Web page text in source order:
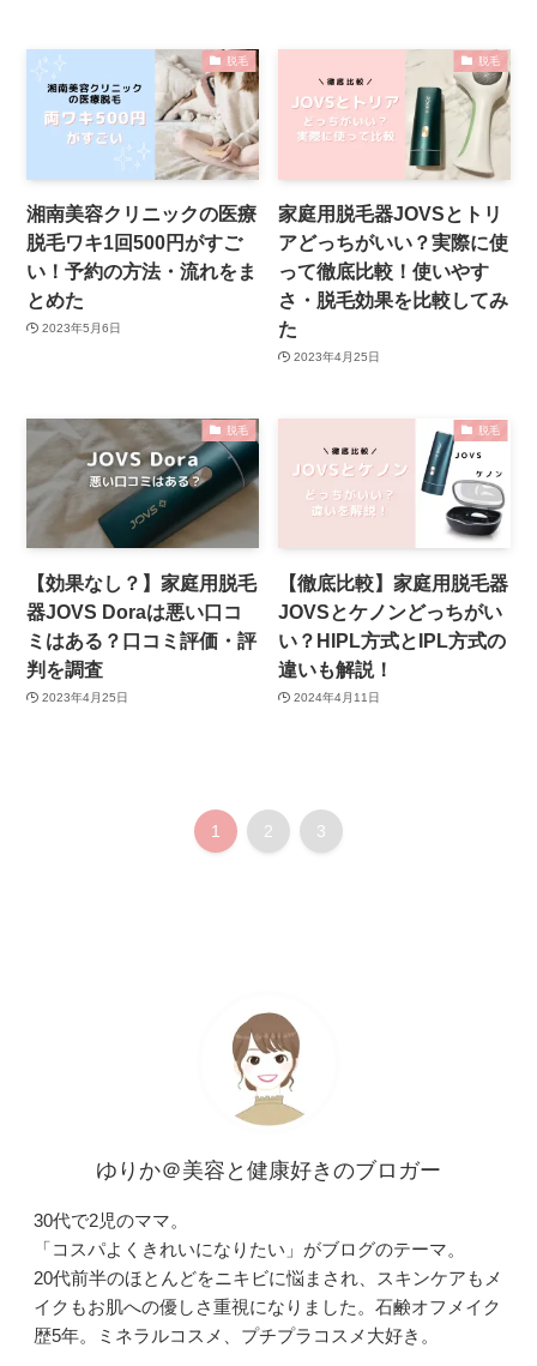
脱毛
湘南美容クリニックの医療
脱毛ワキ1回500円がすご
い！予約の方法・流れをま
とめた
2023年5月6日
脱毛
家庭用脱毛器JOVSとトリ
アどっちがいい？実際に使
って徹底比較！使いやす
さ・脱毛効果を比較してみ
た
2023年4月25日
脱毛
【効果なし？】家庭用脱毛
器JOVS Doraは悪い口コ
ミはある？口コミ評価・評
判を調査
2023年4月25日
脱毛
【徹底比較】家庭用脱毛器
JOVSとケノンどっちがい
い？HIPL方式とIPL方式の
違いも解説！
2024年4月11日
1 2 3
ゆりか＠美容と健康好きのブロガー
30代で2児のママ。
「コスパよくきれいになりたい」がブログのテーマ。
20代前半のほとんどをニキビに悩まされ、スキンケアもメ
イクもお肌への優しさ重視になりました。石鹸オフメイク
歴5年。ミネラルコスメ、プチプラコスメ大好き。